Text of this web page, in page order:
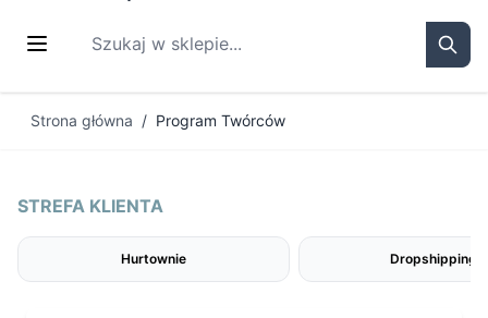
Szukaj w sklepie...
Strona główna / Program Twórców
STREFA KLIENTA
Hurtownie Dropshipping